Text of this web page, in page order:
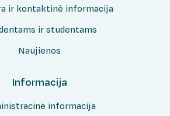
ir kontaktinė informacija
ir studentams
Naujienos
Informacija
informacija